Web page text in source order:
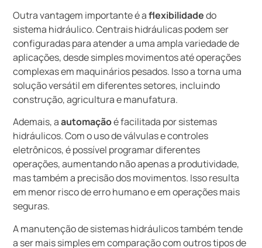
Outra vantagem importante é aflexibilidadedo
sistema hidráulico. Centrais hidráulicas podem ser
configuradas para atender a uma ampla variedade de
aplicações, desde simples movimentos até operações
complexas em maquinários pesados. Isso a torna uma
solução versátil em diferentes setores, incluindo
construção, agricultura e manufatura.
Ademais, aautomaçãoé facilitada por sistemas
hidráulicos. Com o uso de válvulas e controles
eletrônicos, é possível programar diferentes
operações, aumentando não apenas a produtividade,
mas também a precisão dos movimentos. Isso resulta
em menor risco de erro humano e em operações mais
seguras.
A manutenção de sistemas hidráulicos também tende
a ser mais simples em comparação com outros tipos de